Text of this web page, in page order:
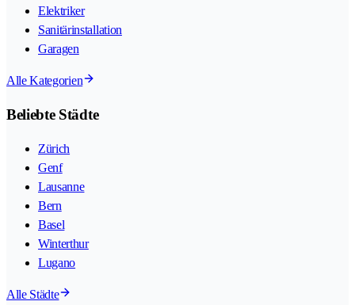
Elektriker
Sanitärinstallation
Garagen
Alle Kategorien
Beliebte Städte
Zürich
Genf
Lausanne
Bern
Basel
Winterthur
Lugano
Alle Städte